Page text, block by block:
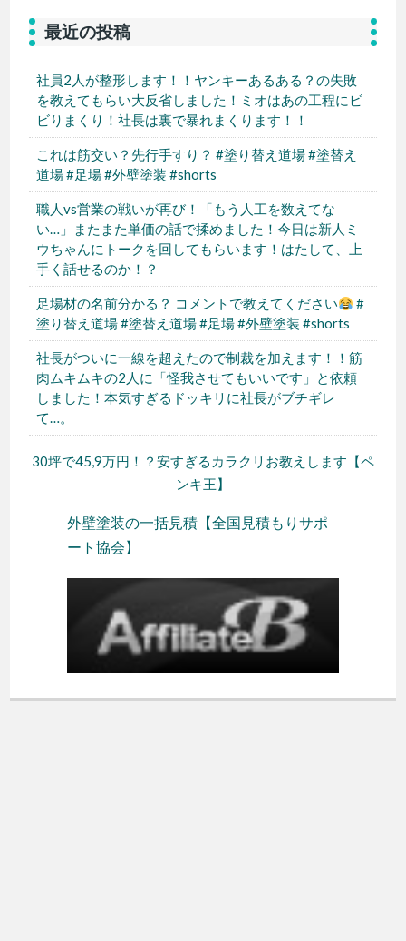
最近の投稿
社員2人が整形します！！ヤンキーあるある？の失敗
を教えてもらい大反省しました！ミオはあの工程にビ
ビりまくり！社長は裏で暴れまくります！！
これは筋交い？先行手すり？ #塗り替え道場 #塗替え
道場 #足場 #外壁塗装 #shorts
職人vs営業の戦いが再び！「もう人工を数えてな
い…」またまた単価の話で揉めました！今日は新人ミ
ウちゃんにトークを回してもらいます！はたして、上
手く話せるのか！？
足場材の名前分かる？ コメントで教えてください
#
塗り替え道場 #塗替え道場 #足場 #外壁塗装 #shorts
社長がついに一線を超えたので制裁を加えます！！筋
肉ムキムキの2人に「怪我させてもいいです」と依頼
しました！本気すぎるドッキリに社長がブチギレ
て…。
30坪で45,9万円！？安すぎるカラクリお教えします【ペ
ンキ王】
外壁塗装の一括見積【全国見積もりサポ
ート協会】